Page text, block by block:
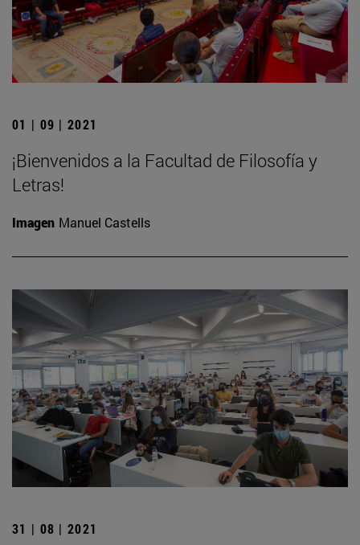
01 | 09 | 2021
¡Bienvenidos a la Facultad de Filosofía y
Letras!
Imagen Manuel Castells
31 | 08 | 2021